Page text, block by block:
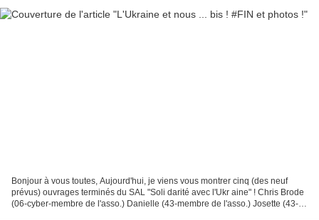
Bonjour à vous toutes, Aujourd'hui, je viens vous montrer cinq (des neuf
prévus) ouvrages terminés du SAL "Soli darité avec l'Ukr aine" ! Chris Brode
(06-cyber-membre de l'asso.) Danielle (43-membre de l'asso.) Josette (43-